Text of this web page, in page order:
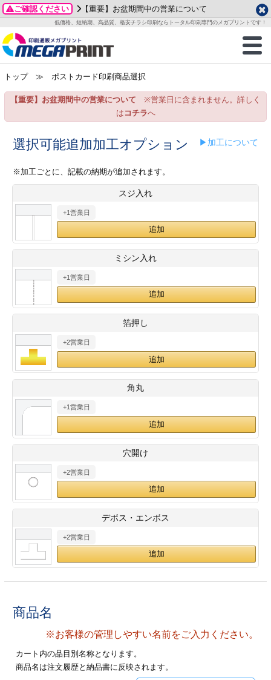
ご確認ください 【重要】お盆期間中の営業について
低価格、短納期、高品質、格安チラシ印刷ならトータル印刷専門のメガプリントです！
商品一覧
グッズ
ステッカー
ックカード印刷
業ツール印刷
＆盛り上げ印刷
ご利用ガイド
お客様へ
いて
方法
/送料について
刷
カード印刷
ックカード名刺
ムカード
型マル型印刷
ード印刷
刷
印刷
印刷
フォルダー
ファイル印刷
ァイル印刷
印刷
リーブ印刷
加工
データ作成ガイド
成前に
ガイド
加工指示ガイド
テンプレート
ード印刷
名刺印刷
ックカード
ード印刷
形マル型
印刷
刷
名刺印刷
印刷
ムカード印刷
フォルダー
ファイル印刷
ァイル印刷
一覧
わせ
り
プル請求
2026年 8月
月
火 水 木 金
土
1
3
4 5 6 7
8
15
24
25 26 27
29
土
1
2 3
9 10 11
12
14
15 16 17 18
19
26
28
29 30
・・休業日
トップ≫ ポストカード印刷商品選択
【重要】お盆期間中の営業について ※営業日に含まれません。詳しく
は コチラへ
選択可能追加加工オプション ▶加工について
※加工ごとに、記載の納期が追加されます。
スジ入れ
+1営業日
ミシン入れ
+1営業日
箔押し
+2営業日
角丸
+1営業日
穴開け
+2営業日
デボス・エンボス
+2営業日
商品名
※お客様の管理しやすい名前をご入力ください。
カート内の品目別名称となります。
商品名は注文履歴と納品書に反映されます。